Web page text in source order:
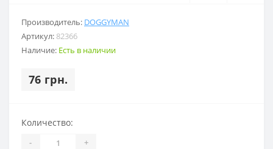
Производитель: DOGGYMAN
Артикул: 82366
Наличие: Есть в наличии
76 грн.
Количество:
- +